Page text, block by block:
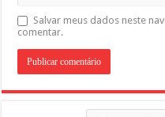
Salvar meus dados neste
comentar.